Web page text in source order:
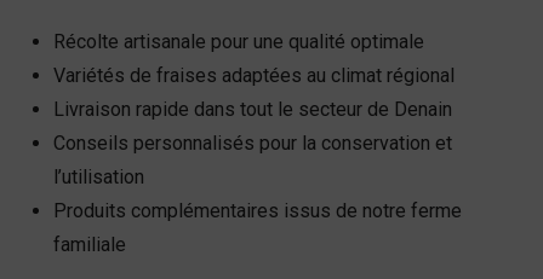
Récolte artisanale pour une qualité optimale
Variétés de fraises adaptées au climat régional
Livraison rapide dans tout le secteur de Denain
Conseils personnalisés pour la conservation et
l’utilisation
Produits complémentaires issus de notre ferme
familiale